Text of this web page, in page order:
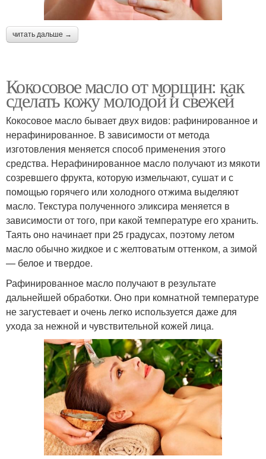
читать дальше →
Кокосовое масло от морщин: как
сделать кожу молодой и свежей
Кокосовое масло бывает двух видов: рафинированное и
нерафинированное. В зависимости от метода
изготовления меняется способ применения этого
средства. Нерафинированное масло получают из мякоти
созревшего фрукта, которую измельчают, сушат и с
помощью горячего или холодного отжима выделяют
масло. Текстура полученного эликсира меняется в
зависимости от того, при какой температуре его хранить.
Таять оно начинает при 25 градусах, поэтому летом
масло обычно жидкое и с желтоватым оттенком, а зимой
— белое и твердое.
Рафинированное масло получают в результате
дальнейшей обработки. Оно при комнатной температуре
не загустевает и очень легко используется даже для
ухода за нежной и чувствительной кожей лица.